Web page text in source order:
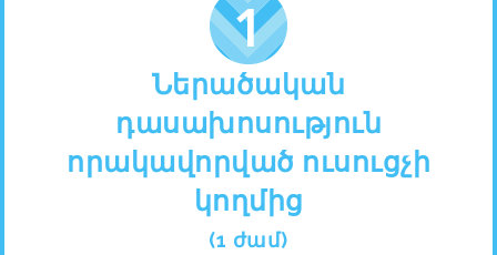
Ներածական
դասախոսություն
որակավորված ուսուցչի
կողմից
(1 ժամ)